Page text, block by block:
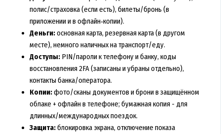
полис/страховка (если есть), билеты/бронь (в
приложении и в офлайн‑копии).
Деньги:основная карта, резервная карта (в другом
месте), немного наличных на транспорт/еду.
Доступы:PIN/пароли к телефону и банку, коды
восстановления 2FA (записаны и убраны отдельно),
контакты банка/оператора.
Копии:фото/сканы документов и брони в защищённом
облаке + офлайн в телефоне; бумажная копия - для
длинных/международных поездок.
Защита:блокировка экрана, отключение показа